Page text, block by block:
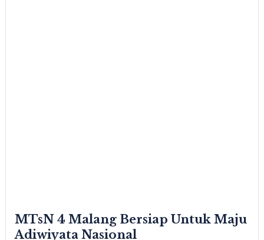
MTsN 4 Malang Bersiap Untuk Maju
Adiwiyata Nasional